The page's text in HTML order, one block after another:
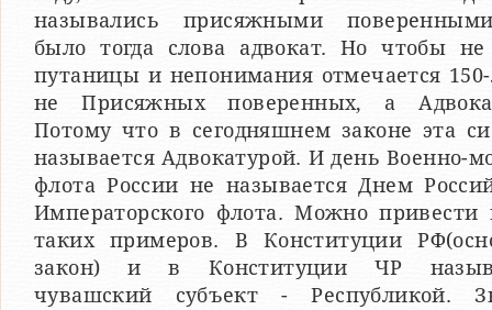
назывались присяжными
было тогда слова адвокат. Но чтобы
путаницы и непонимания отмечается
не Присяжных поверенных, а
Потому что в сегодняшнем законе эта
называется Адвокатурой. И день Военно-
флота России не называется Днем
Императорского флота. Можно привести
таких примеров. В Конституции
закон) и в Конституции ЧР
чувашский субъект - Республикой.